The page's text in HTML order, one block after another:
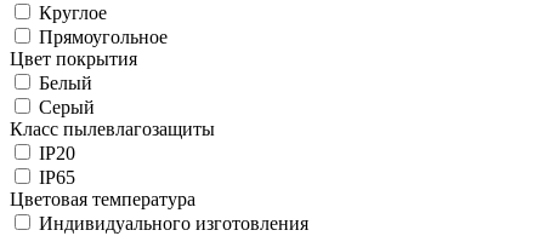
Круглое
Прямоугольное
Цвет покрытия
Белый
Серый
Класс пылевлагозащиты
IP20
IP65
Цветовая температура
Индивидуального изготовления